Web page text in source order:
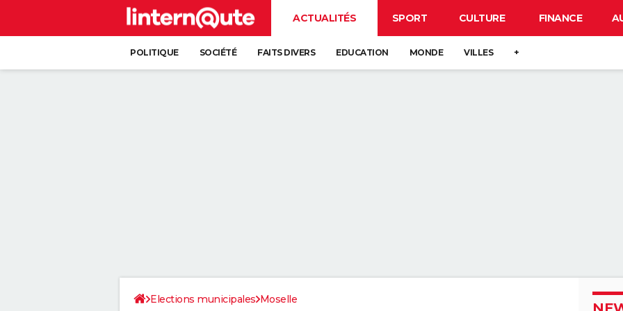
ACTUALITÉS SPORT CULTURE FINANCE
POLITIQUE SOCIÉTÉ FAITS DIVERS EDUCATION MONDE VILLES +
Elections municipales Moselle